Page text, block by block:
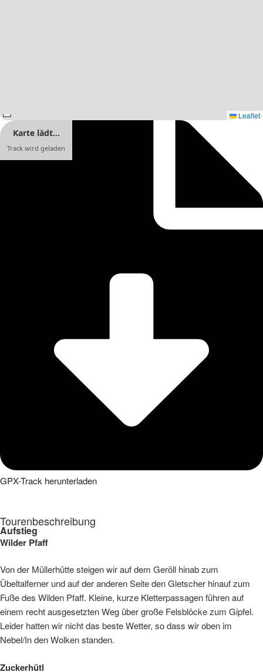
Leaflet
Karte lädt…
Track wird geladen
GPX-Track herunterladen
Tourenbeschreibung
Aufstieg
Wilder Pfaff
Von der Müllerhütte steigen wir auf dem Geröll hinab zum
Übeltalferner und auf der anderen Seite den Gletscher hinauf zum
Fuße des Wilden Pfaff. Kleine, kurze Kletterpassagen führen auf
einem recht ausgesetzten Weg über große Felsblöcke zum Gipfel.
Leider hatten wir nicht das beste Wetter, so dass wir oben im
Nebel/In den Wolken standen.
Zuckerhütl